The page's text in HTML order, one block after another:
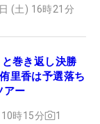
(土) 16時21分
巻き返し決勝
里香は予選落ち
アー
時15分 1